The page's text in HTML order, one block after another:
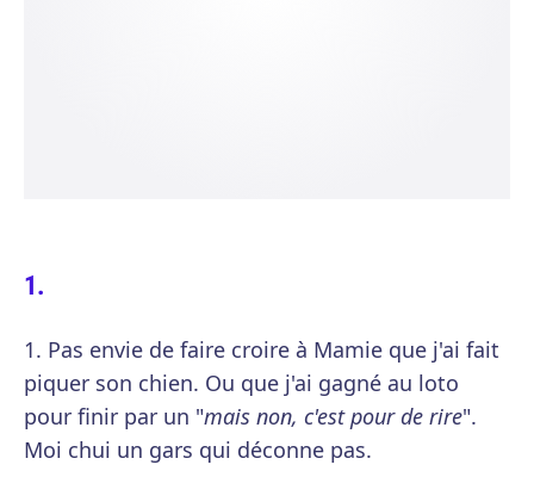
1. Pas envie de faire croire à Mamie que j'ai fait
piquer son chien. Ou que j'ai gagné au loto
pour finir par un "mais non, c'est pour de rire".
Moi chui un gars qui déconne pas.